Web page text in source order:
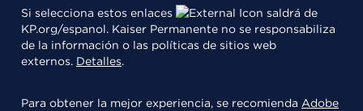
Si selecciona estos enlaces
saldrá de
KP.org/espanol. Kaiser Permanente no se responsabiliza
de la información o las políticas de sitios web
externos. Detalles.
Para obtener la mejor experiencia, se recomienda Adobe